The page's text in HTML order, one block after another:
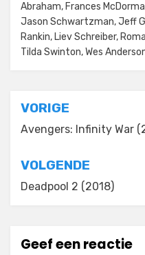
Abraham, Frances
Jason Schwartzman,Jeff
Rankin, Liev Schreiber,
Tilda Swinton,Wes
Bericht
navigatie
VORIGE
Avengers: Infinity War
VOLGENDE
Deadpool 2 (2018)
Geef een reactie